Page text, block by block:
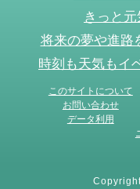
きっと
将来の夢や進路
時刻も天気もイ
このサイトについて
お問い合わせ
データ利用